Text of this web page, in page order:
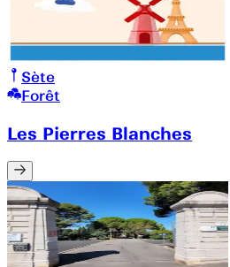
Sète
Forêt
Les Pierres Blanches